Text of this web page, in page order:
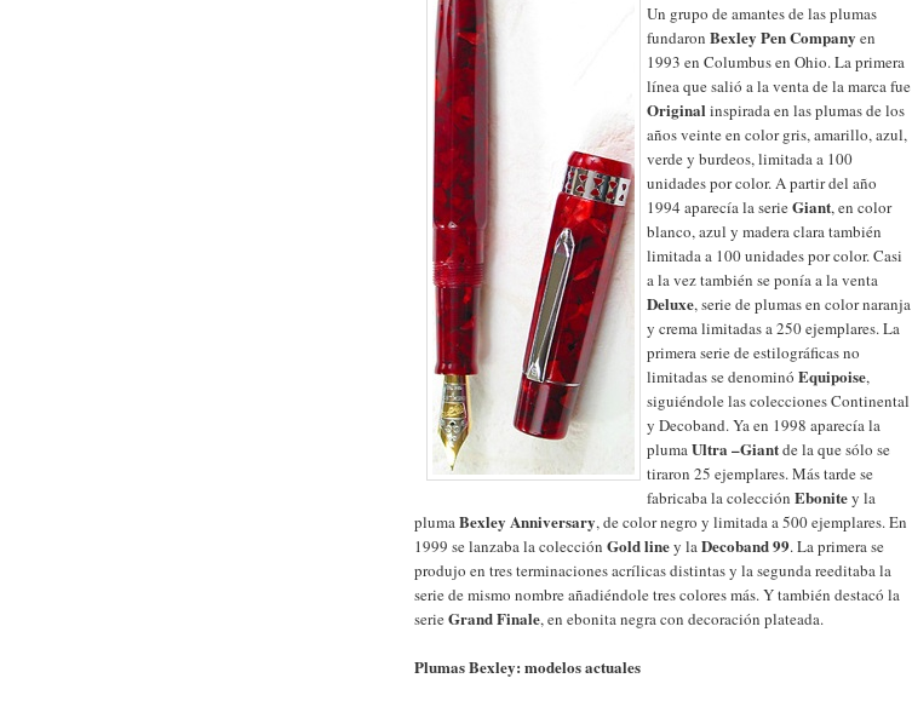
Un grupo de amantes de las plumas
fundaron Bexley Pen Company en
1993 en Columbus en Ohio. La primera
línea que salió a la venta de la marca fue
Originalinspirada en las plumas de los
años veinte en color gris, amarillo, azul,
verde y burdeos, limitada a 100
unidades por color. A partir del año
1994 aparecía la serieGiant, en color
blanco, azul y madera clara también
limitada a 100 unidades por color. Casi
a la vez también se ponía a la venta
Deluxe, serie de plumas en color naranja
y crema limitadas a 250 ejemplares. La
primera serie de estilográficas no
limitadas se denominó Equipoise,
siguiéndole las colecciones Continental
y Decoband. Ya en 1998 aparecía la
plumaUltra –Giantde la que sólo se
tiraron 25 ejemplares. Más tarde se
fabricaba la colección Ebonitey la
plumaBexley Anniversary, de color negro y limitada a 500 ejemplares. En
1999 se lanzaba la colección Gold liney laDecoband 99. La primera se
produjo en tres terminaciones acrílicas distintas y la segunda reeditaba la
serie de mismo nombre añadiéndole tres colores más. Y también destacó la
serieGrand Finale, en ebonita negra con decoración plateada.
Plumas Bexley: modelos actuales